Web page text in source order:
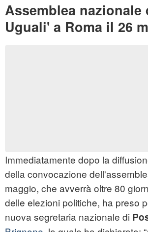
Assemblea
Uguali' a Roma il 26
Immediatamente dopo la
della convocazione
maggio, che avverrà oltre 80
delle elezioni politiche, ha preso
nuova segretaria nazionale di